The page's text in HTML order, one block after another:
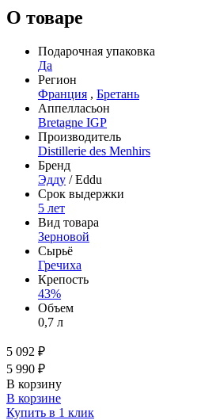
О товаре
Подарочная упаковка
Да
Регион
Франция , Бретань
Аппелласьон
Bretagne IGP
Производитель
Distillerie des Menhirs
Бренд
Эдду / Eddu
Срок выдержки
5 лет
Вид товара
Зерновой
Сырьё
Гречиха
Крепость
43%
Объем
0,7 л
5 092 ₽
5 990 ₽
В корзину
В корзине
Купить в 1 клик